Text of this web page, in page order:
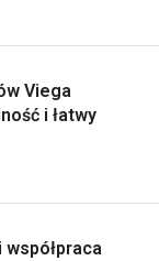
Viega
i łatwy